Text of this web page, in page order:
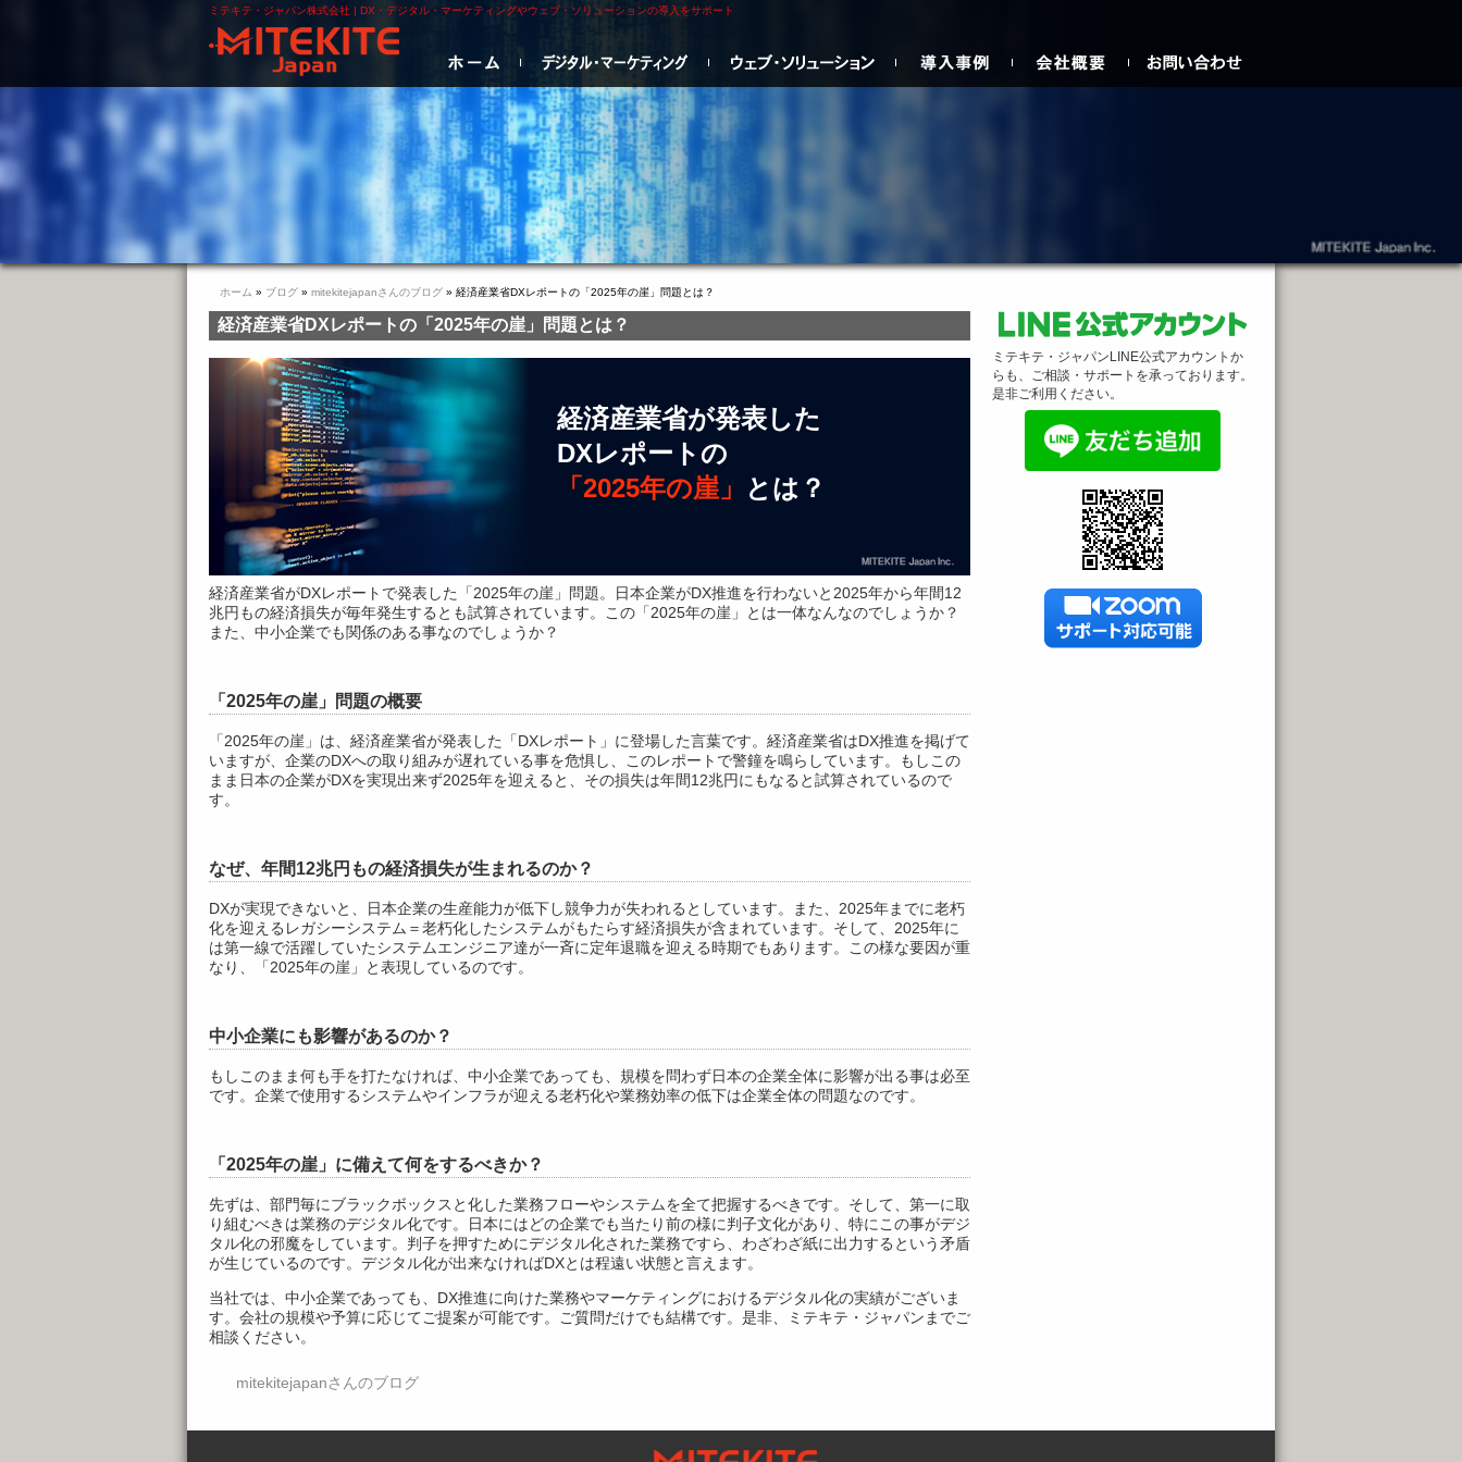
ミテキテ・ジャパン株式会社 | DX・デジタル・マーケティングやウェブ・ソリューションの導入をサポート
現在地
ホーム » ブログ » mitekitejapanさんのブログ » 経済産業省DXレポートの「2025年の崖」問題とは？
経済産業省DXレポートの「2025年の崖」問題とは？
経済産業省が発表した
DXレポートの
「2025年の崖」
とは？
経済産業省がDXレポートで発表した「2025年の崖」問題。日本企業がDX推進を行わないと2025年から年間12
兆円もの経済損失が毎年発生するとも試算されています。この「2025年の崖」とは一体なんなのでしょうか？
また、中小企業でも関係のある事なのでしょうか？
「2025年の崖」問題の概要
「2025年の崖」は、経済産業省が発表した「DXレポート」に登場した言葉です。経済産業省はDX推進を掲げて
いますが、企業のDXへの取り組みが遅れている事を危惧し、このレポートで警鐘を鳴らしています。もしこの
まま日本の企業がDXを実現出来ず2025年を迎えると、その損失は年間12兆円にもなると試算されているので
す。
なぜ、年間12兆円もの経済損失が生まれるのか？
DXが実現できないと、日本企業の生産能力が低下し競争力が失われるとしています。また、2025年までに老朽
化を迎えるレガシーシステム＝老朽化したシステムがもたらす経済損失が含まれています。そして、2025年に
は第一線で活躍していたシステムエンジニア達が一斉に定年退職を迎える時期でもあります。この様な要因が重
なり、「2025年の崖」と表現しているのです。
中小企業にも影響があるのか？
もしこのまま何も手を打たなければ、中小企業であっても、規模を問わず日本の企業全体に影響が出る事は必至
です。企業で使用するシステムやインフラが迎える老朽化や業務効率の低下は企業全体の問題なのです。
「2025年の崖」に備えて何をするべきか？
先ずは、部門毎にブラックボックスと化した業務フローやシステムを全て把握するべきです。そして、第一に取
り組むべきは業務のデジタル化です。日本にはどの企業でも当たり前の様に判子文化があり、特にこの事がデジ
タル化の邪魔をしています。判子を押すためにデジタル化された業務ですら、わざわざ紙に出力するという矛盾
が生じているのです。デジタル化が出来なければDXとは程遠い状態と言えます。
当社では、中小企業であっても、DX推進に向けた業務やマーケティングにおけるデジタル化の実績がございま
す。会社の規模や予算に応じてご提案が可能です。ご質問だけでも結構です。是非、ミテキテ・ジャパンまでご
相談ください。
mitekitejapanさんのブログ
ミテキテ・ジャパンLINE公式アカウントか
らも、ご相談・サポートを承っております。
是非ご利用ください。